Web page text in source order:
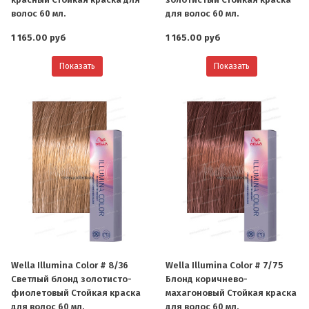
волос 60 мл.
1 165.00 руб
Показать
для волос 60 мл.
1 165.00 руб
Показать
Wella Illumina Color # 8/36
Светлый блонд золотисто-
фиолетовый Стойкая краска
для волос 60 мл.
Wella Illumina Color # 7/75
Блонд коричнево-
махагоновый Стойкая краска
для волос 60 мл.